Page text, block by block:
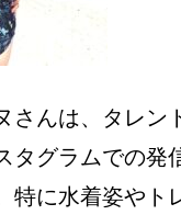
さんは、タレン
タグラムでの発
特に水着姿やト